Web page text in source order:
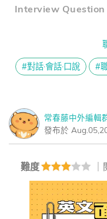
Interview
#對話·會話·口說 #
常春藤中外編輯
發布於
難度